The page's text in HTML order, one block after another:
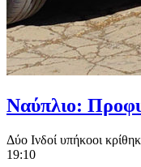
Ναύπλιο:
Δύο Ινδοί υπήκοοι
19:10